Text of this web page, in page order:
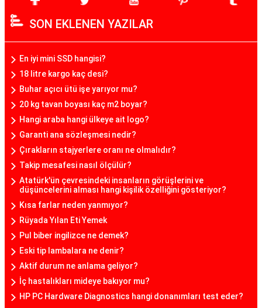
SON EKLENEN YAZILAR
En iyi mini SSD hangisi?
18 litre kargo kaç desi?
Buhar açıcı ütü işe yarıyor mu?
20 kg tavan boyası kaç m2 boyar?
Hangi araba hangi ülkeye ait logo?
Garanti ana sözleşmesi nedir?
Çırakların stajyerlere oranı ne olmalıdır?
Takip mesafesi nasıl ölçülür?
Atatürk'ün çevresindeki insanların görüşlerini ve
düşüncelerini alması hangi kişilik özelliğini gösteriyor?
Kısa farlar neden yanmıyor?
Rüyada Yılan Eti Yemek
Pul biber ingilizce ne demek?
Eski tip lambalara ne denir?
Aktif durum ne anlama geliyor?
İç hastalıkları mideye bakıyor mu?
HP PC Hardware Diagnostics hangi donanımları test eder?